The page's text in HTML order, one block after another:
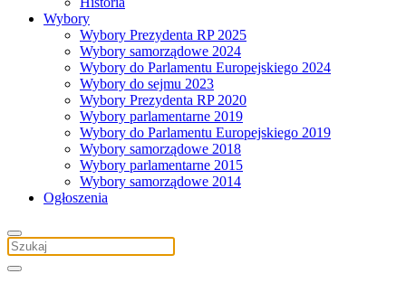
Wybory
Wybory Prezydenta RP 2025
Wybory samorządowe 2024
Wybory do Parlamentu Europejskiego 2024
Wybory do sejmu 2023
Wybory Prezydenta RP 2020
Wybory parlamentarne 2019
Wybory do Parlamentu Europejskiego 2019
Wybory samorządowe 2018
Wybory parlamentarne 2015
Wybory samorządowe 2014
Ogłoszenia